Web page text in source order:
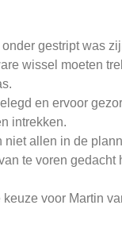
gestript was
wissel moeten
en ervoor
intrekken.
allen in de
te voren gedacht
voor Martin